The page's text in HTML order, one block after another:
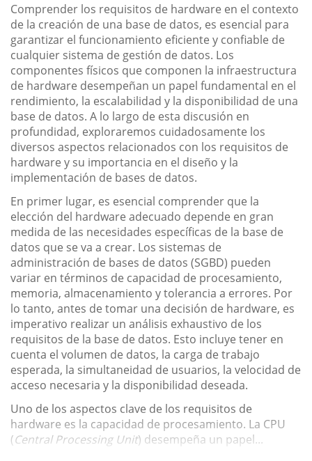
Comprender los requisitos de hardware en el contexto
de la creación de una base de datos, es esencial para
garantizar el funcionamiento eficiente y confiable de
cualquier sistema de gestión de datos. Los
componentes físicos que componen la infraestructura
de hardware desempeñan un papel fundamental en el
rendimiento, la escalabilidad y la disponibilidad de una
base de datos. A lo largo de esta discusión en
profundidad, exploraremos cuidadosamente los
diversos aspectos relacionados con los requisitos de
hardware y su importancia en el diseño y la
implementación de bases de datos.
En primer lugar, es esencial comprender que la
elección del hardware adecuado depende en gran
medida de las necesidades específicas de la base de
datos que se va a crear. Los sistemas de
administración de bases de datos (SGBD) pueden
variar en términos de capacidad de procesamiento,
memoria, almacenamiento y tolerancia a errores. Por
lo tanto, antes de tomar una decisión de hardware, es
imperativo realizar un análisis exhaustivo de los
requisitos de la base de datos. Esto incluye tener en
cuenta el volumen de datos, la carga de trabajo
esperada, la simultaneidad de usuarios, la velocidad de
acceso necesaria y la disponibilidad deseada.
Uno de los aspectos clave de los requisitos de
hardware es la capacidad de procesamiento. La CPU
(Central Processing Unit) desempeña un papel...